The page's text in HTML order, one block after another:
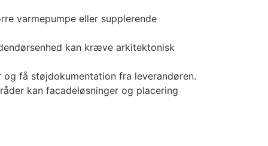
varmepumpe eller supplerende
kan kræve arkitektonisk
få støjdokumentation fra leverandøren.
kan facadeløsninger og placering